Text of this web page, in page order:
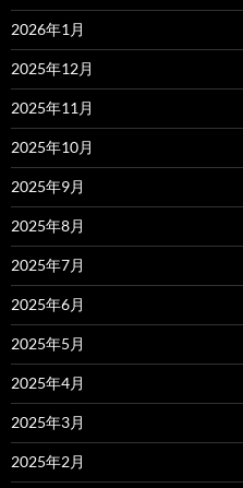
2026年1月
2025年12月
2025年11月
2025年10月
2025年9月
2025年8月
2025年7月
2025年6月
2025年5月
2025年4月
2025年3月
2025年2月